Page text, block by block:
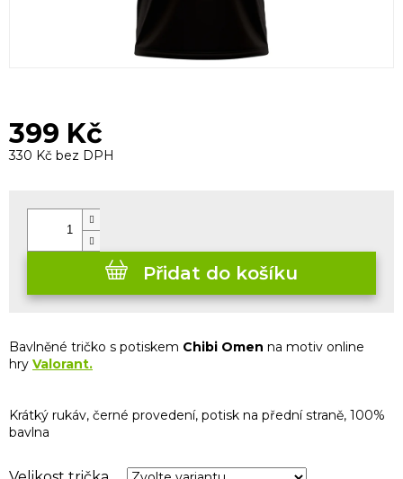
399 Kč
330 Kč bez DPH
Přidat do košíku
Bavlněné tričko s potiskem Chibi Omen na motiv online
hry Valorant.
Krátký rukáv, černé provedení, potisk na přední straně, 100%
bavlna